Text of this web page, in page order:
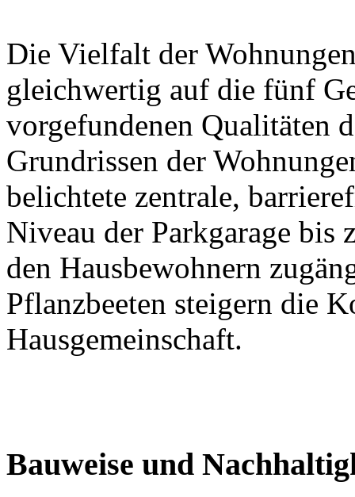
Die Vielfalt der
gleichwertig auf die fünf
vorgefundenen Qualitäten
Grundrissen der
belichtete zentrale,
Niveau der Parkgarage bis
den Hausbewohnern
Pflanzbeeten steigern die
Hausgemeinschaft.
Bauweise und